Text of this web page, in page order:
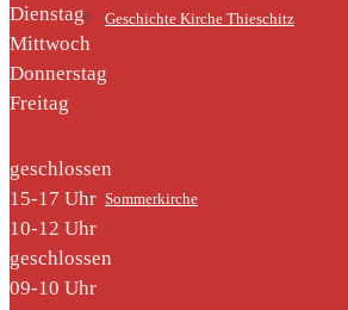
Geschichte Kirche Thieschitz
Sommerkirche
Dienstag
Mittwoch
Donnerstag
Freitag
geschlossen
15-17 Uhr
10-12 Uhr
geschlossen
09-10 Uhr